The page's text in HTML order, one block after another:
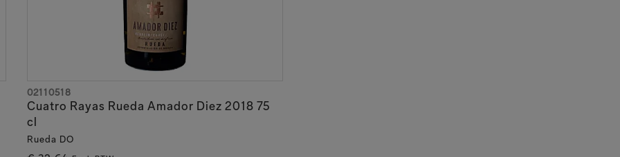
Cuatro Rayas Rueda Amador Diez 2018 75
cl
Rueda DO
02110518